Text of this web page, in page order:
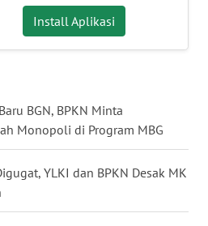
Install Aplikasi
BGN, BPKN Minta
Monopoli di Program MBG
YLKI dan BPKN Desak MK